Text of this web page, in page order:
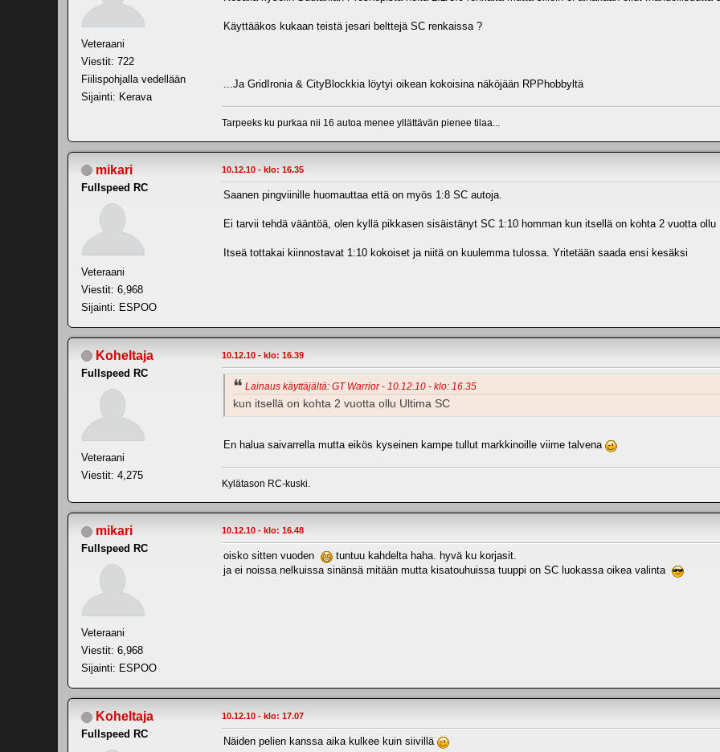
Veteraani
Viestit: 722
Fiilispohjalla vedellään
Sijainti: Kerava
Käyttääkos kukaan teistä jesari belttejä SC renkaissa ?
...Ja GridIronia & CityBlockkia löytyi oikean kokoisina näköjään RPPhobbyltä
Tarpeeks ku purkaa nii 16 autoa menee yllättävän pienee tilaa...
mikari
Fullspeed RC
Veteraani
Viestit: 6,968
Sijainti: ESPOO
10.12.10 - klo: 16.35
Saanen pingviinille huomauttaa että on myös 1:8 SC autoja.
Ei tarvii tehdä vääntöä, olen kyllä pikkasen sisäistänyt SC 1:10 homman kun itsellä on kohta 2 vuotta
Itseä tottakai kiinnostavat 1:10 kokoiset ja niitä on kuulemma tulossa. Yritetään saada ensi kesäksi
Koheltaja
Fullspeed RC
Veteraani
Viestit: 4,275
10.12.10 - klo: 16.39
Lainaus käyttäjältä: GT Warrior - 10.12.10 - klo: 16.35
kun itsellä on kohta 2 vuotta ollu Ultima SC
En halua saivarrella mutta eikös kyseinen kampe tullut markkinoille viime talvena
Kylätason RC-kuski.
mikari
Fullspeed RC
Veteraani
Viestit: 6,968
Sijainti: ESPOO
10.12.10 - klo: 16.48
oisko sitten vuoden
tuntuu kahdelta haha. hyvä ku korjasit.
ja ei noissa nelkuissa sinänsä mitään mutta kisatouhuissa tuuppi on SC luokassa oikea valinta
Koheltaja
Fullspeed RC
10.12.10 - klo: 17.07
Näiden pelien kanssa aika kulkee kuin siivillä